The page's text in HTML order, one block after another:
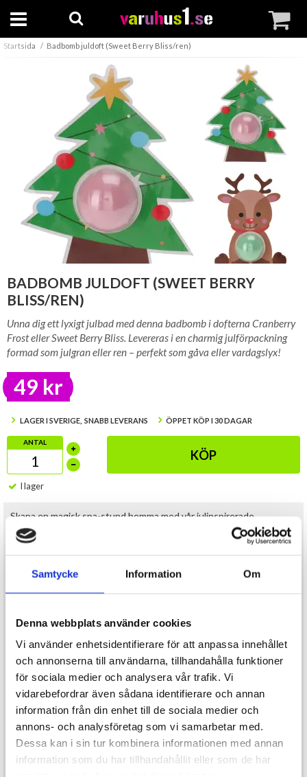
Samtycke Information Om
Denna webbplats använder cookies
Vi använder enhetsidentifierare för att anpassa innehållet
och annonserna till användarna, tillhandahålla funktioner
för sociala medier och analysera vår trafik. Vi
vidarebefordrar även sådana identifierare och annan
information från din enhet till de sociala medier och
annons- och analysföretag som vi samarbetar med.
Dessa kan i sin tur kombinera informationen med annan
information som du har tillhandahållit eller som de har
Startsida Badbomb juldoft (Sweet Berry Bliss/ren)
BADBOMB JULDOFT (SWEET BERRY
BLISS/REN)
Unna dig ett lyxigt julbad med denna badbomb i dofterna Cranberry
Frost eller Sweet Berry Bliss. Levereras i en charmig julförpackning
formad som julgran eller ren – perfekt som gåva eller vardagslyx!
49 kr
LAGER I SVERIGE, SNABB LEVERANS ÖPPET KÖP I 30 DAGAR
ANTAL
KÖP
I lager
Skapa en magisk spa-stund hemma med vår julinspirerade
badbomb!
Med dofterna
Sweet Berry Bliss förvandlar
Varje badbomb väger 100 gram och kommer i en dekorativ
julförpackning formad som julgran eller ren
Egenskaper:
Vikt: 100g
Dofter: Cranberry Frost (julgran) eller Sweet Berry Bliss (ren)
Ger en avkopplande och väldoftande badupplevelse
Perfekt som julklapp, present eller julpynt i badrummet
Ge bort en stund av lugn och lyx – eller behåll den själv.